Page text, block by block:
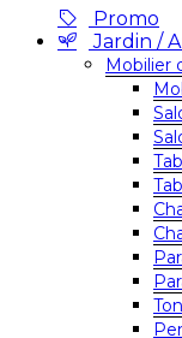
Promo
Jardin /
Mobilier